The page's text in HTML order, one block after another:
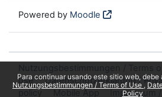
Para continuar usando este sitio web,
Nutzungsbestimmungen / Terms of Use
Policy
Powered by Moodle
use
Datenschutzerklärung /
policy
Mobile App Impressum